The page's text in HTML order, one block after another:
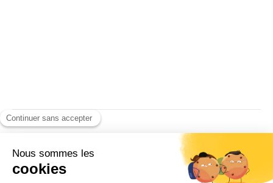
Rédaction Web 02/12/2021